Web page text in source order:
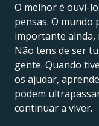
O melhor é ouvi-
pensas. O mundo
importante ainda,
Não tens de ser
gente. Quando
os ajudar,
podem
continuar a viver.